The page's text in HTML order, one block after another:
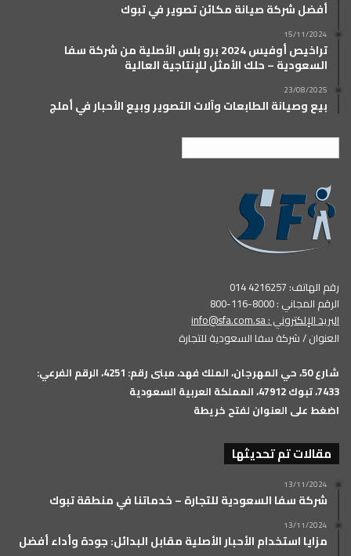
أفضل شركة صيانة مكائن تصوير في تبوك
15/11/2024
تراخيص أوفيس 2024 برو بلس الأصلية من شركة سفا
السعودية – حلك الأمثل للإنتاجية العالية
23/08/2025
بيع وصيانة الطابعات وآلات التصوير وبيع الأحبار في أملج
رقم الهاتف: 4216257 014
الرقم المجاني : 8000-116-800
البريد الإلكتروني :info@sfa.com.sa
العنوان / شركة سفا السعودية للتجارة
شارع 50، حي المهرجان، الملك فهد، مبنى رقم: 4251، الرقم الفرعي:
7433، تبوك 47912، المملكة العربية السعودية
اضغط على العنوان لفتح خريطة
مقالات تم تحديثها
13/11/2024
شركة سفا السعودية للتجارة – خدماتنا في منطقة تبوك
13/11/2024
مزايا استخدام الأحبار الأصلية مقابل البدائل: جودة وأداء أفضل